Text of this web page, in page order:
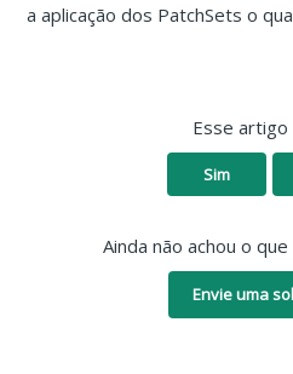
a aplicação dos PatchSets o
Esse artigo
Sim
Ainda não achou o
Envie uma